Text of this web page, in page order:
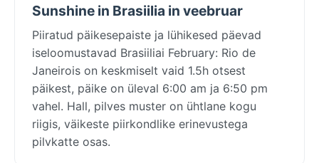
Sunshine in Brasiilia in veebruar
Piiratud päikesepaiste ja lühikesed päevad
iseloomustavad Brasiiliai February: Rio de
Janeirois on keskmiselt vaid 1.5h otsest
päikest, päike on üleval 6:00 am ja 6:50 pm
vahel. Hall, pilves muster on ühtlane kogu
riigis, väikeste piirkondlike erinevustega
pilvkatte osas.